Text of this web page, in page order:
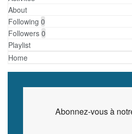
About
Following 0
Followers 0
Playlist
Home
Abonnez-vous à